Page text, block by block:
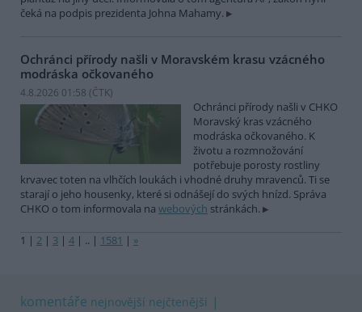
čeká na podpis prezidenta Johna Mahamy.
Ochránci přírody našli v Moravském krasu vzácného
modráska očkovaného
4.8.2026 01:58 (ČTK)
Ochránci přírody našli v CHKO
Moravský kras vzácného
modráska očkovaného. K
životu a rozmnožování
potřebuje porosty rostliny
krvavec toten na vlhčích loukách i vhodné druhy mravenců. Ti se
starají o jeho housenky, které si odnášejí do svých hnízd. Správa
CHKO o tom informovala na webových stránkách.
1 | 2 | 3 | 4 | .. | 1581 | »
komentáře nejnovější nejčtenější